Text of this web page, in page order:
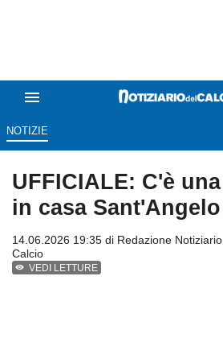
NOTIZIE
UFFICIALE: C'è
in casa Sant'Angelo
14.06.2026 19:35 di Redazione
Calcio
VEDI LETTURE